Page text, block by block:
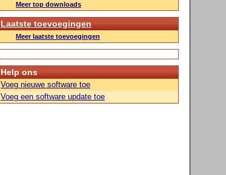
Meer top downloads
Laatste toevoegingen
Meer laatste toevoegingen
Help ons
Voeg nieuwe software toe
Voeg een software update toe